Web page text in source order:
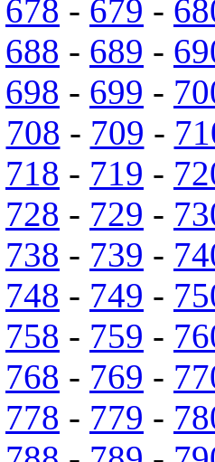
678 - 679 -
688 - 689 -
698 - 699 -
708 - 709 -
718 - 719 -
728 - 729 -
738 - 739 -
748 - 749 -
758 - 759 -
768 - 769 -
778 - 779 -